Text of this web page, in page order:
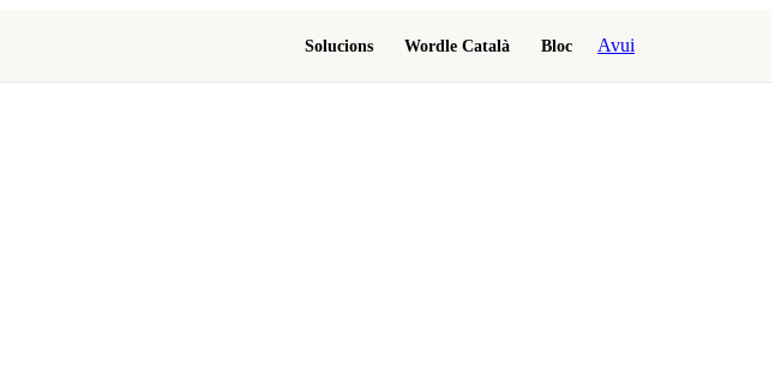
Solucions Wordle Català Bloc Avui